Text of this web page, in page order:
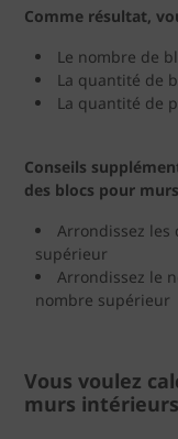
Comme résultat,
Le nombre de
La quantité de
La quantité de
Conseils
des blocs pour
Arrondissez les
supérieur
Arrondissez le
nombre supérieur
Vous voulez
murs